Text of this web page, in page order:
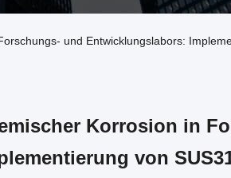
und Entwicklungslabors:
Korrosion in
von